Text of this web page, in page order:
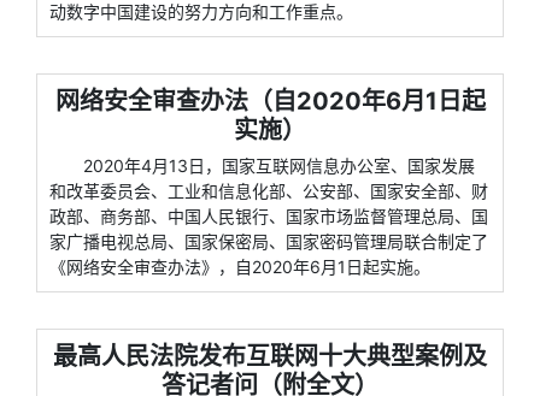
动数字中国建设的努力方向和工作重点。
网络安全审查办法（自2020年6月1日起
实施）
2020年4月13日，国家互联网信息办公室、国家发展
和改革委员会、工业和信息化部、公安部、国家安全部、财
政部、商务部、中国人民银行、国家市场监督管理总局、国
家广播电视总局、国家保密局、国家密码管理局联合制定了
《网络安全审查办法》，自2020年6月1日起实施。
最高人民法院发布互联网十大典型案例及
答记者问（附全文）